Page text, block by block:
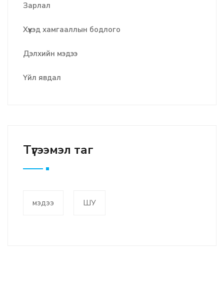
Зарлал
Хүүхэд хамгааллын бодлого
Дэлхийн мэдээ
Үйл явдал
Түгээмэл таг
мэдээ ШУ